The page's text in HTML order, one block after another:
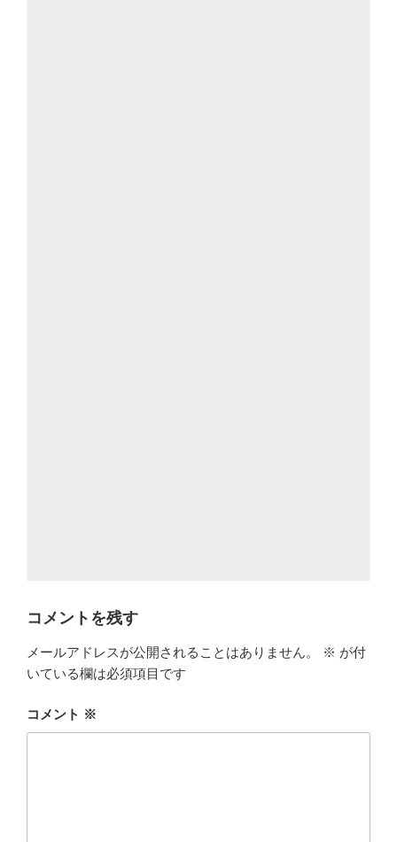
コメントを残す
メールアドレスが公開されることはありません。 ※ が付
いている欄は必須項目です
コメント ※